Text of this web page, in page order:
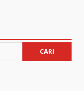
CARI